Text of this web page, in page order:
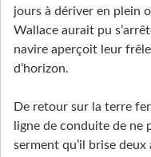
jours à dériver en plein
Wallace aurait pu
navire aperçoit leur
d’horizon.
De retour sur la terre
ligne de conduite de ne
serment qu’il brise